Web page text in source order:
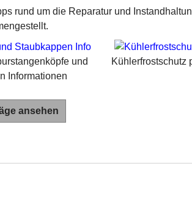
rund um die Reparatur und
und
Informationen
Kühlerfrostschutz
ansehen